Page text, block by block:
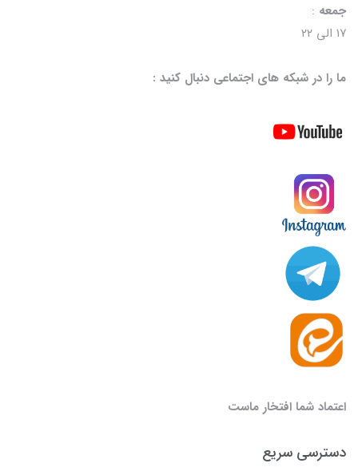
جمعه :
۱۷ الی ۲۲
ما را در شبکه های اجتماعی دنبال کنید :
اعتماد شما افتخار ماست
دسترسی سریع